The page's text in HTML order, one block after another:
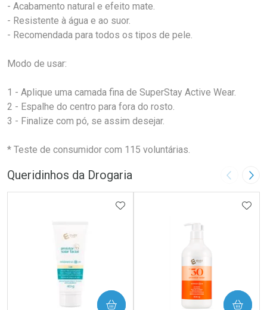
- Acabamento natural e efeito mate.
- Resistente à água e ao suor.
- Recomendada para todos os tipos de pele.
Modo de usar:
1 - Aplique uma camada fina de SuperStay Active Wear.
2 - Espalhe do centro para fora do rosto.
3 - Finalize com pó, se assim desejar.
* Teste de consumidor com 115 voluntárias.
Queridinhos da Drogaria Imagem
ADICIONAR AOS FAVORITOS
COMPRAR COMPRAR